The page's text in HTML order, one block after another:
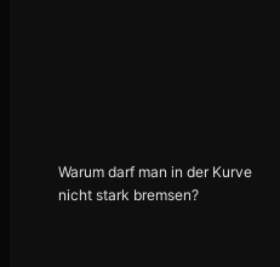
Warum darf man in der Kurve
nicht stark bremsen?